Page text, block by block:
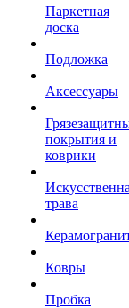
Паркетная
доска
Подложка
Аксессуары
покрытия и
коврики
трава
Ковры
Пробка